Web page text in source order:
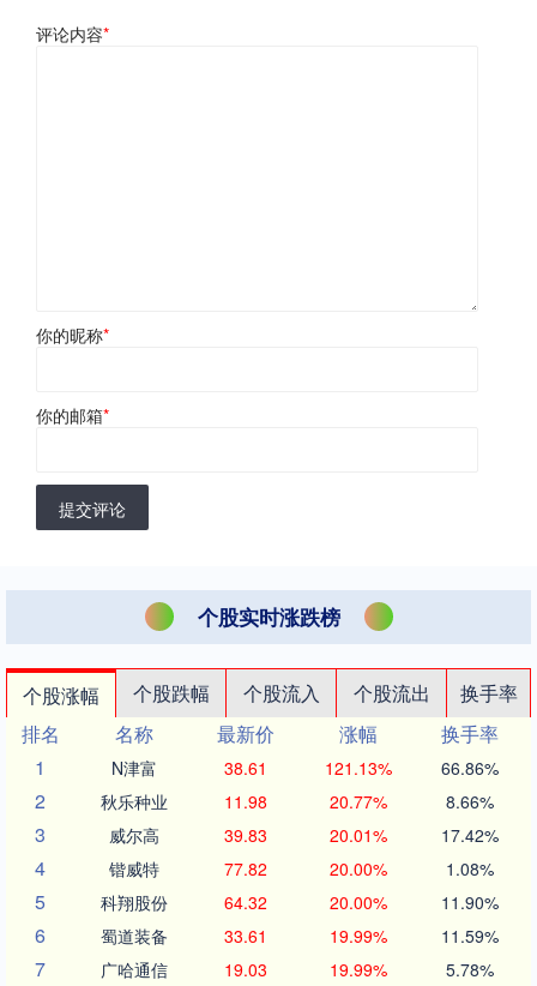
评论内容*
你的昵称*
你的邮箱*
提交评论
个股实时涨跌榜
个股涨幅 个股跌幅 个股流入 个股流出
换手率
排名
名称 最新价 涨幅
换手率
1
N津富 38.61 121.13% 66.86%
2 秋乐种业 11.98 20.77% 8.66%
3 威尔高 39.83 20.01% 17.42%
4 锴威特 77.82 20.00% 1.08%
5 科翔股份 64.32 20.00% 11.90%
6 蜀道装备 33.61 19.99% 11.59%
7 广哈通信 19.03 19.99% 5.78%